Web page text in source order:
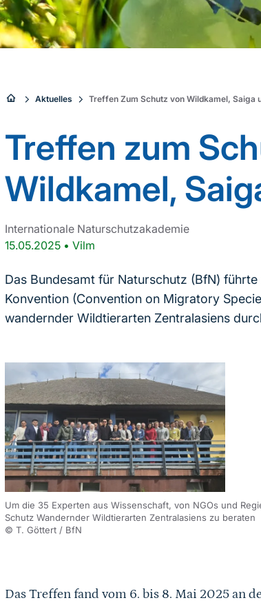
Sie
sind
hier:
Aktuelles Treffen Zum Schutz von Wildkamel, Saiga
Treffen zum
Wildkamel,
Internationale Naturschutzakademie
15.05.2025 • Vilm
Das Bundesamt für Naturschutz (BfN)
Konvention (Convention on Migratory
wandernder Wildtierarten Zentralasiens
Um die 35 Experten aus Wissenschaft, von NGOs und
Schutz Wandernder Wildtierarten Zentralasiens zu beraten
© T. Göttert / BfN
Das Treffen fand vom 6. bis 8. Mai 2025 an